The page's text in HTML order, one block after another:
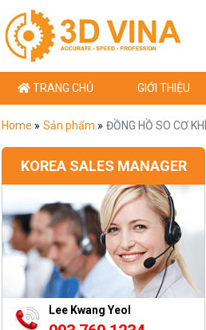
TRANG CHỦ GIỚI THIỆU
Home » Sản phẩm » ĐỒNG HỒ SO CƠ
KOREA SALES MANAGER
Lee Kwang Yeol